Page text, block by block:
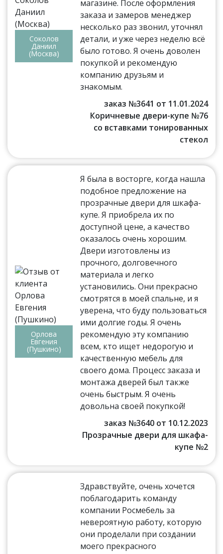
Соколов
Даниил
(Москва)
магазине. После оформления
заказа и замеров менеджер
несколько раз звонил, уточнял
детали, и уже через неделю всё
было готово. Я очень доволен
покупкой и рекомендую
компанию друзьям и
знакомым.
заказ №3641 от 11.01.2024
Коричневые двери-купе №76
со вставками тонированных
стекол
Орлова
Евгения
(Пушкино)
Я была в восторге, когда нашла
подобное предложение на
прозрачные двери для шкафа-
купе. Я приобрела их по
доступной цене, а качество
оказалось очень хорошим.
Двери изготовлены из
прочного, долговечного
материала и легко
установились. Они прекрасно
смотрятся в моей спальне, и я
уверена, что буду пользоваться
ими долгие годы. Я очень
рекомендую эту компанию
всем, кто ищет недорогую и
качественную мебель для
своего дома. Процесс заказа и
монтажа дверей был также
очень быстрым. Я очень
довольна своей покупкой!
заказ №3640 от 10.12.2023
Прозрачные двери для шкафа-
купе №2
Здравствуйте, очень хочется
поблагодарить команду
компании Росмебель за
невероятную работу, которую
они проделали при создании
моего прекрасного